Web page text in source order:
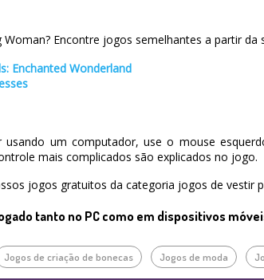
Woman? Encontre jogos semelhantes a partir da
Enchanted Wonderland
usando um computador, use o mouse
mais complicados são explicados no jogo.
jogos gratuitos da categoria jogos de vestir
tanto no PC como em dispositivos
Jogos de criação de bonecas Jogos de moda